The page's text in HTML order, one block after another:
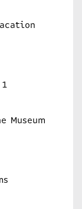
Museum